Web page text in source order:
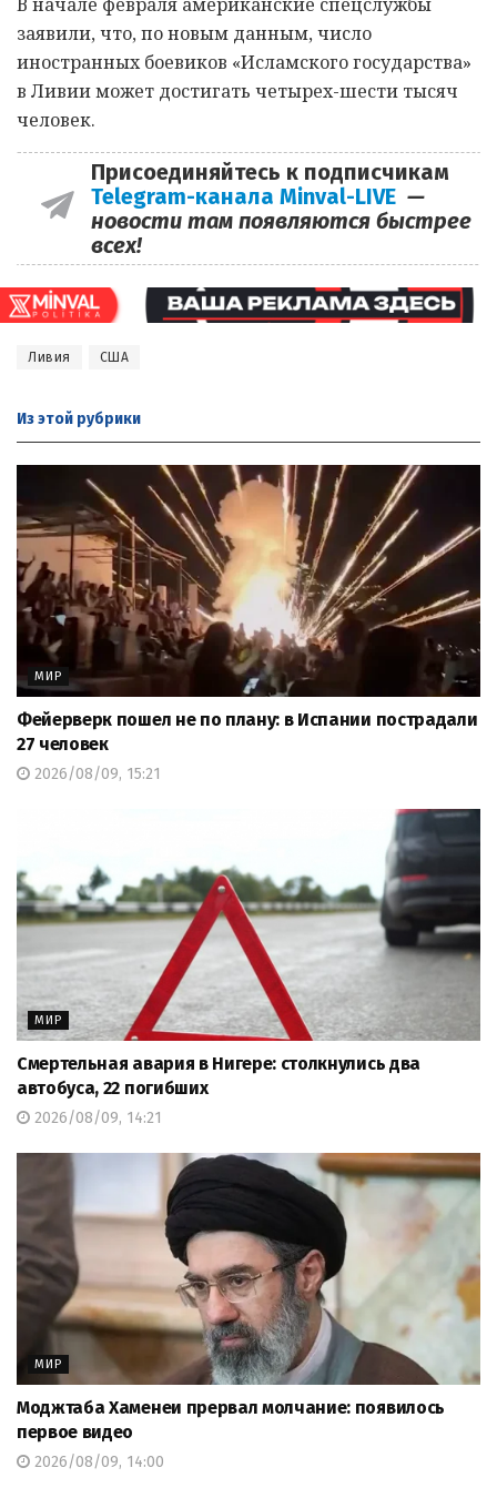
заявили, что, по новым данным, число
иностранных боевиков «Исламского государства»
в Ливии может достигать четырех-шести тысяч
человек.
Присоединяйтесь к подписчикам
Telegram-канала Minval-LIVE —
новости там появляются быстрее
всех!
Ливия США
Из этой рубрики
МИР
Фейерверк пошел не по плану: в Испании пострадали
27 человек
2026/08/09, 15:21
МИР
Смертельная авария в Нигере: столкнулись два
автобуса, 22 погибших
2026/08/09, 14:21
МИР
Моджтаба Хаменеи прервал молчание: появилось
первое видео
2026/08/09, 14:00